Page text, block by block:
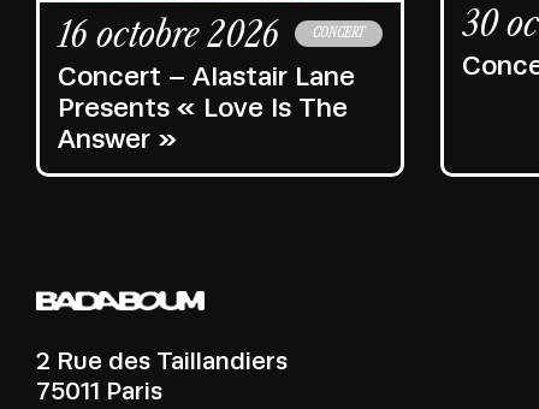
16 octobre 2026 CONCERT
Concert – Alastair Lane
Presents « Love Is The
Answer »
30
2 Rue des Taillandiers
75011 Paris